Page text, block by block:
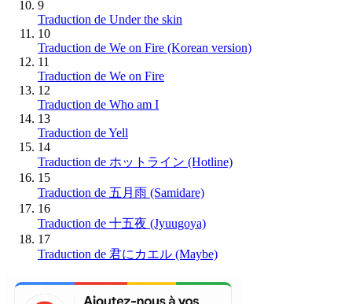
9
Traduction de Under the skin
10
Traduction de We on Fire (Korean version)
11
Traduction de We on Fire
12
Traduction de Who am I
13
Traduction de Yell
14
Traduction de ホットライン (Hotline)
15
Traduction de 五月雨 (Samidare)
16
Traduction de 十五夜 (Jyuugoya)
17
Traduction de 君にカエル (Maybe)